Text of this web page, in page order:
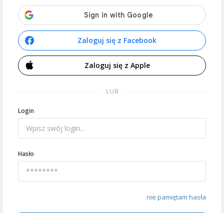
Zaloguj się z Facebook
Zaloguj się z Apple
LUB
Login
Hasło
nie pamiętam hasła